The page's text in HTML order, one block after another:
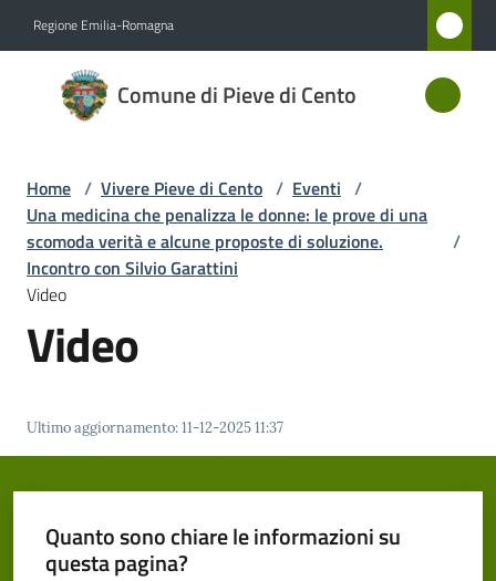
Regione Emilia-Romagna
Comune di Pieve di Cento
Comune
di Pieve
Amministrazione
Novità
Servizi
Vivere
Cento
Menu selezionato
Home / Vivere Pieve di Cento / Eventi /
Una medicina che penalizza le donne: le prove di una
scomoda verità e alcune proposte di soluzione.
Incontro con Silvio Garattini
/
Video
Video
Ultimo aggiornamento:11-12-2025 11:37
Quanto sono chiare le informazioni su
questa pagina?